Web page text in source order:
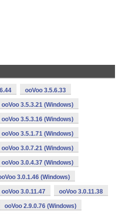
ooVoo 3.5.6.33
ooVoo 3.5.3.21 (Windows)
ooVoo 3.5.3.16 (Windows)
ooVoo 3.5.1.71 (Windows)
ooVoo 3.0.7.21 (Windows)
ooVoo 3.0.4.37 (Windows)
3.0.1.46 (Windows)
ooVoo 3.0.11.47 ooVoo 3.0.11.38
ooVoo 2.9.0.76 (Windows)